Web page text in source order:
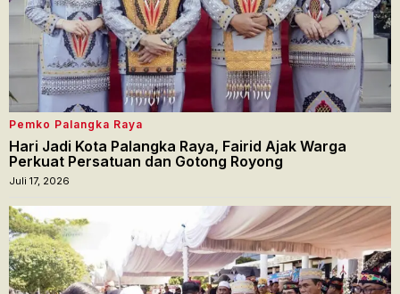
Pemko Palangka Raya
Hari Jadi Kota Palangka Raya, Fairid Ajak Warga
Perkuat Persatuan dan Gotong Royong
Juli 17, 2026